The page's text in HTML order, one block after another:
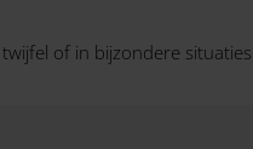
of in bijzondere